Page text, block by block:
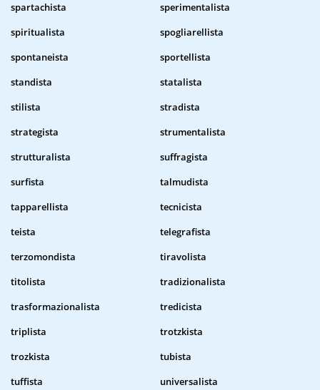
spartachista
sperimentalista
spiritualista
spogliarellista
spontaneista
sportellista
standista
statalista
stilista
stradista
strategista
strumentalista
strutturalista
suffragista
surfista
talmudista
tapparellista
tecnicista
teista
telegrafista
terzomondista
tiravolista
titolista
tradizionalista
trasformazionalista
tredicista
triplista
trotzkista
trozkista
tubista
tuffista
universalista